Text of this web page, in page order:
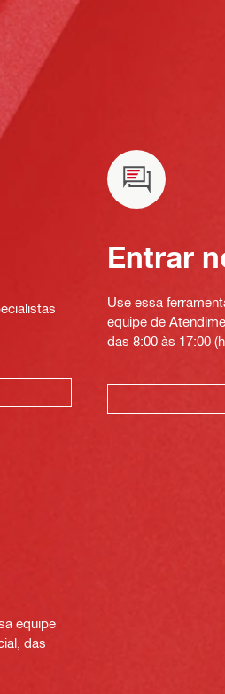
Entrar
Use essa
equipe de
das 8:00 às 17:00
equipe
das